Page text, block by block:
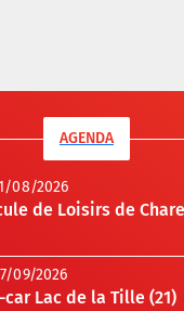
AGENDA
08/2026
de Loisirs de
09/2026
car Lac de la Tille (21)